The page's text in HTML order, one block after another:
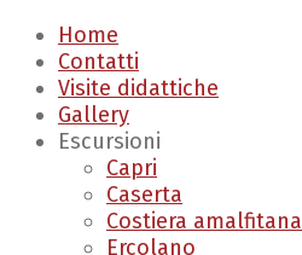
Home
Contatti
Visite didattiche
Gallery
Escursioni
Capri
Caserta
Costiera amalfitana
Ercolano